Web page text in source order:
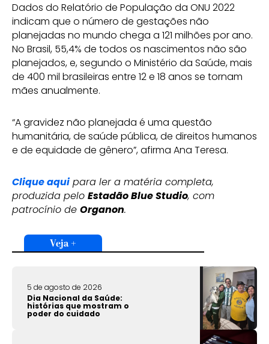
Dados do Relatório de População da ONU 2022
indicam que o número de gestações não
planejadas no mundo chega a 121 milhões por ano.
No Brasil, 55,4% de todos os nascimentos não são
planejados, e, segundo o Ministério da Saúde, mais
de 400 mil brasileiras entre 12 e 18 anos se tornam
mães anualmente.
“A gravidez não planejada é uma questão
humanitária, de saúde pública, de direitos humanos
e de equidade de gênero”, afirma Ana Teresa.
Clique aquipara ler a matéria completa,
produzida pelo Estadão Blue Studio, com
patrocínio de Organon.
Veja +
5 de agosto de 2026
Dia Nacional da Saúde:
histórias que mostram o
poder do cuidado